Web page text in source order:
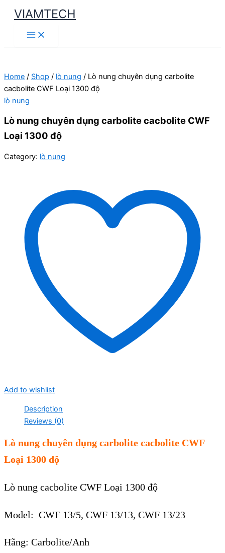
Skip
content
VIAMTECH
Main
Menu
Home / Shop / lò nung / Lò nung chuyên dụng carbolite
cacbolite CWF Loại 1300 độ
lò nung
Lò nung chuyên dụng carbolite cacbolite CWF
Loại 1300 độ
Category: lò nung
Add to wishlist
Description
Reviews (0)
Lò nung chuyên dụng carbolite cacbolite CWF
Loại 1300 độ
Lò nung cacbolite CWF Loại 1300 độ
Model: CWF 13/5, CWF 13/13, CWF 13/23
Hãng: Carbolite/Anh